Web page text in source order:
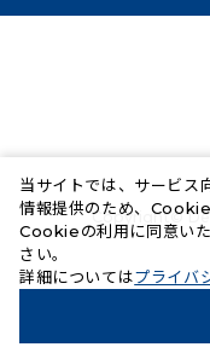
Copyright©
当サイトでは、サービス
情報提供のため、Cookie
Cookieの利用に同意い
さい。
詳細についてはプライバ